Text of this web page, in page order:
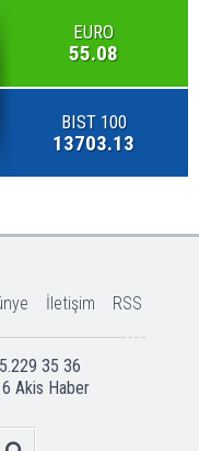
EURO
55.08
BIST 100
13703.13
İletişim RSS
35 36
Akis Haber